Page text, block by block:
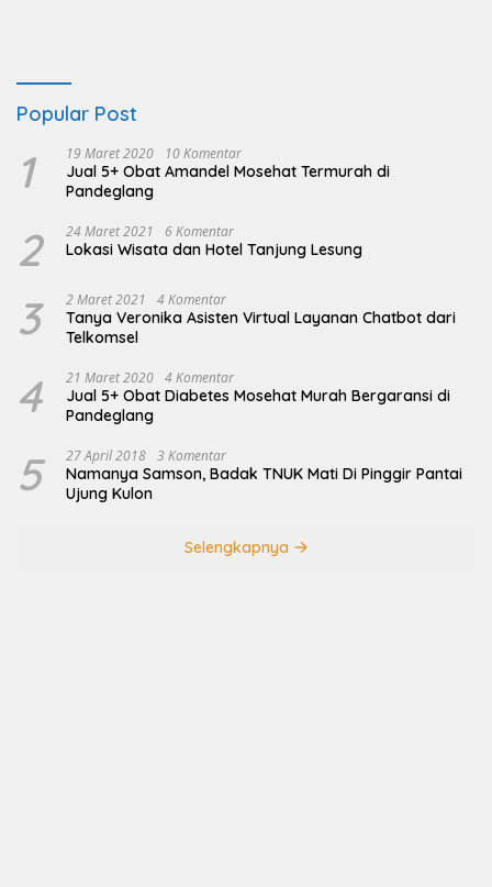
Popular Post
1 19 Maret 2020 10 Komentar
Jual 5+ Obat Amandel Mosehat Termurah di
Pandeglang
2 24 Maret 2021 6 Komentar
Lokasi Wisata dan Hotel Tanjung Lesung
3 2 Maret 2021 4 Komentar
Tanya Veronika Asisten Virtual Layanan Chatbot dari
Telkomsel
4 21 Maret 2020 4 Komentar
Jual 5+ Obat Diabetes Mosehat Murah Bergaransi di
Pandeglang
5 27 April 2018 3 Komentar
Namanya Samson, Badak TNUK Mati Di Pinggir Pantai
Ujung Kulon
Selengkapnya